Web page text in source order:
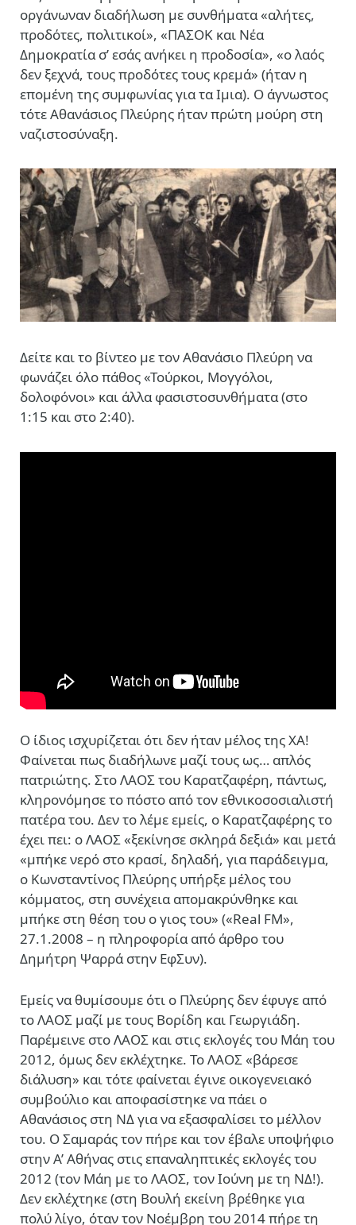
οργάνωναν διαδήλωση με συνθήματα «αλήτες,
προδότες, πολιτικοί», «ΠΑΣΟΚ και Νέα
Δημοκρατία σ’ εσάς ανήκει η προδοσία», «ο λαός
δεν ξεχνά, τους προδότες τους κρεμά» (ήταν η
επομένη της συμφωνίας για τα Ιμια). Ο άγνωστος
τότε Αθανάσιος Πλεύρης ήταν πρώτη μούρη στη
ναζιστοσύναξη.
Δείτε και το βίντεο με τον Αθανάσιο Πλεύρη να
φωνάζει όλο πάθος «Τούρκοι, Μογγόλοι,
δολοφόνοι» και άλλα φασιστοσυνθήματα (στο
1:15 και στο 2:40).
Ο ίδιος ισχυρίζεται ότι δεν ήταν μέλος της ΧΑ!
Φαίνεται πως διαδήλωνε μαζί τους ως… απλός
πατριώτης. Στο ΛΑΟΣ του Καρατζαφέρη, πάντως,
κληρονόμησε το πόστο από τον εθνικοσοσιαλιστή
πατέρα του. Δεν το λέμε εμείς, ο Καρατζαφέρης το
έχει πει: ο ΛΑΟΣ «ξεκίνησε σκληρά δεξιά» και μετά
«μπήκε νερό στο κρασί, δηλαδή, για παράδειγμα,
ο Κωνσταντίνος Πλεύρης υπήρξε μέλος του
κόμματος, στη συνέχεια απομακρύνθηκε και
μπήκε στη θέση του ο γιος του» («Real FM»,
27.1.2008 – η πληροφορία από άρθρο του
Δημήτρη Ψαρρά στην ΕφΣυν).
Εμείς να θυμίσουμε ότι ο Πλεύρης δεν έφυγε από
το ΛΑΟΣ μαζί με τους Βορίδη και Γεωργιάδη.
Παρέμεινε στο ΛΑΟΣ και στις εκλογές του Μάη του
2012, όμως δεν εκλέχτηκε. Το ΛΑΟΣ «βάρεσε
διάλυση» και τότε φαίνεται έγινε οικογενειακό
συμβούλιο και αποφασίστηκε να πάει ο
Αθανάσιος στη ΝΔ για να εξασφαλίσει το μέλλον
του. Ο Σαμαράς τον πήρε και τον έβαλε υποψήφιο
στην Α’ Αθήνας στις επαναληπτικές εκλογές του
2012 (τον Μάη με το ΛΑΟΣ, τον Ιούνη με τη ΝΔ!).
Δεν εκλέχτηκε (στη Βουλή εκείνη βρέθηκε για
πολύ λίγο, όταν τον Νοέμβρη του 2014 πήρε τη